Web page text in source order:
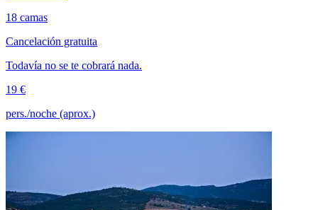
18 camas
Cancelación gratuita
Todavía no se te cobrará nada.
19 €
pers./noche (aprox.)